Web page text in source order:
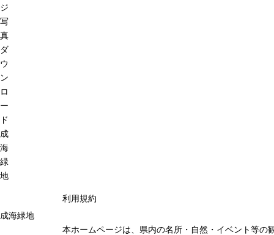
ジ
写
真
ダ
ウ
ン
ロ
ー
ド
成
海
緑
地
成海緑地
利用規約
本ホームページは、県内の名所・自然・イベント等の